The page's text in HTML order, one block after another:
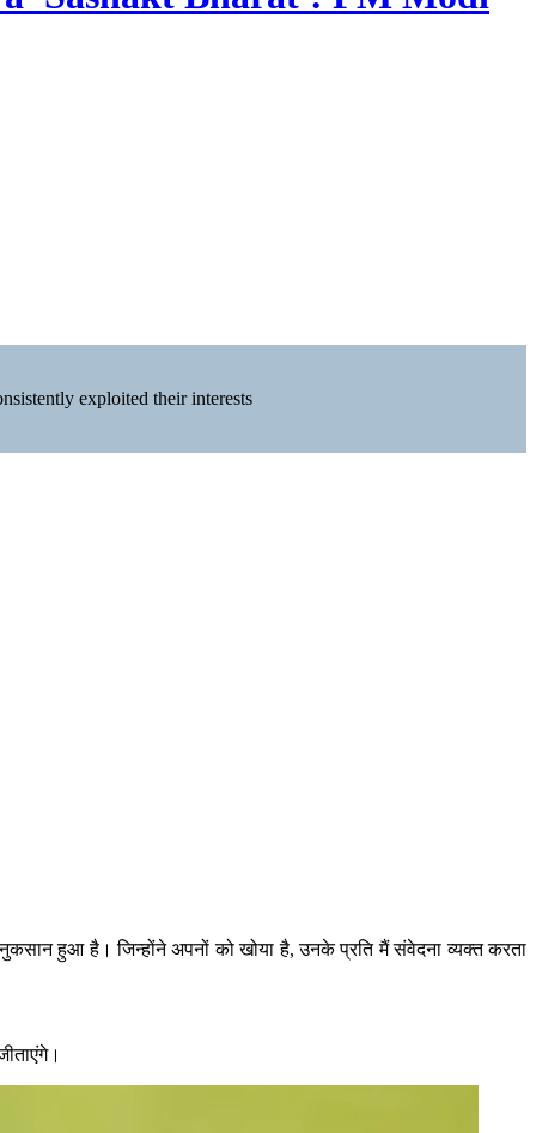
exploited their interests
हुआ है। जिन्होंने अपनों को खोया है, उनके प्रति मैं संवेदना व्यक्त करता